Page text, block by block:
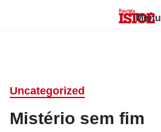
Menu
Uncategorized
Mistério sem fim